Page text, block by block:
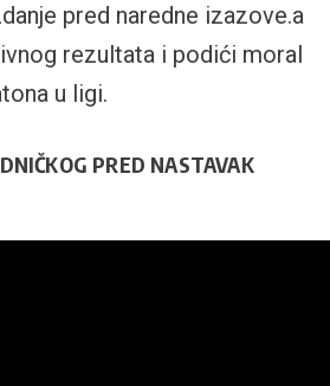
pred naredne izazove.a
rezultata i podići moral
u ligi.
PRED NASTAVAK